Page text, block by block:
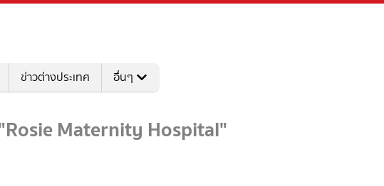
ข่าวต่างประเทศ อื่นๆ
Maternity Hospital"